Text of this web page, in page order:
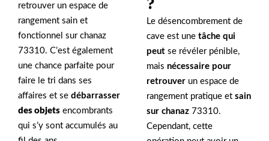
retrouver un espace de
rangement sain et
fonctionnel sur chanaz
73310. C’est également
une chance parfaite pour
faire le tri dans ses
affaires et se débarrasser
des objets encombrants
qui s’y sont accumulés au
Le désencombrement de
cave est une tâche qui
peut se révéler pénible,
mais nécessaire pour
retrouver un espace de
rangement pratique et sain
sur chanaz 73310.
Cependant, cette